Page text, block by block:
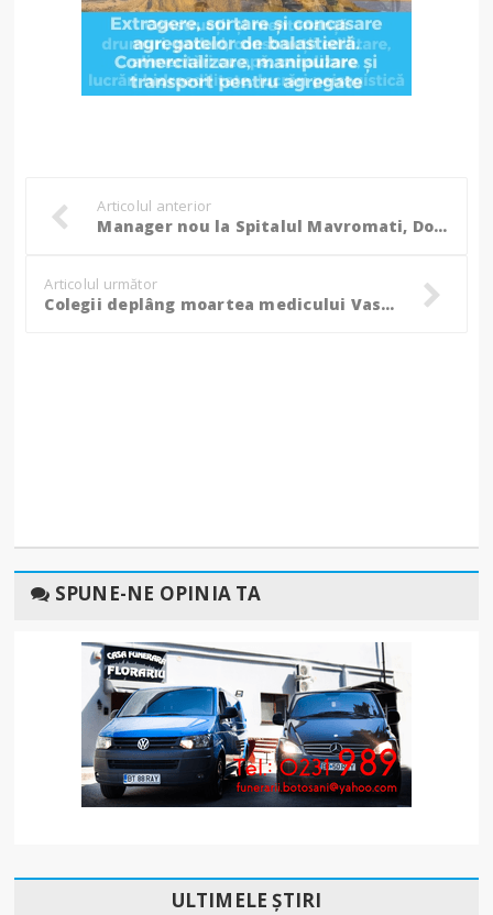
Articolul anterior
Manager nou la Spitalul Mavromati, Dorin Birta a semnat: „Sperăm să salveze imaginea spitalului, pătată în ultima perioadă!”
Articolul următor
Colegii deplâng moartea medicului Vasiliu. ”O pierdere imensă pentru spitalul nostru!”
SPUNE-NE OPINIA TA
ULTIMELE ȘTIRI